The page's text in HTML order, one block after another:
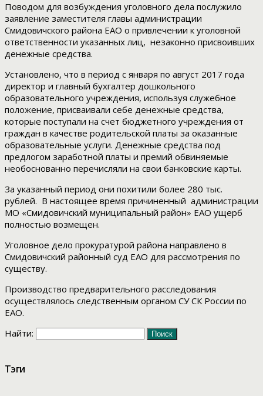
Поводом для возбуждения уголовного дела послужило
заявление заместителя главы администрации
Смидовичского района ЕАО о привлечении к уголовной
ответственности указанных лиц, незаконно присвоивших
денежные средства.
Установлено, что в период с января по август 2017 года
директор и главный бухгалтер дошкольного
образовательного учреждения, используя служебное
положение, присваивали себе денежные средства,
которые поступали на счет бюджетного учреждения от
граждан в качестве родительской платы за оказанные
образовательные услуги. Денежные средства под
предлогом заработной платы и премий обвиняемые
необоснованно перечисляли на свои банковские карты.
За указанный период они похитили более 280 тыс.
рублей. В настоящее время причиненный администрации
МО «Смидовичский муниципальный район» ЕАО ущерб
полностью возмещен.
Уголовное дело прокуратурой района направлено в
Смидовичский районный суд ЕАО для рассмотрения по
существу.
Производство предварительного расследования
осуществлялось следственным органом СУ СК России по
ЕАО.
Найти:
Тэги